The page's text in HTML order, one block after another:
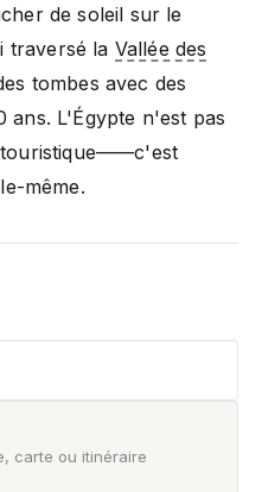
de soleil sur le
traversé la Vallée des
tombes avec des
ans. L'Égypte n'est pas
touristique——c'est
même.
carte ou itinéraire